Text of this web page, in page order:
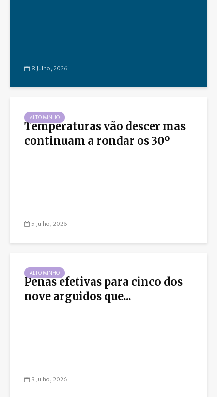
8 Julho, 2026
ALTO MINHO
Temperaturas vão descer mas
continuam a rondar os 30º
5 Julho, 2026
ALTO MINHO
Penas efetivas para cinco dos
nove arguidos que...
3 Julho, 2026